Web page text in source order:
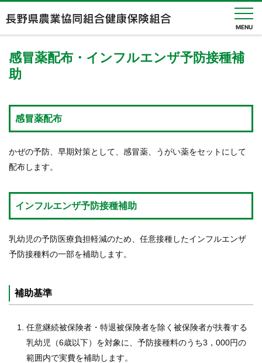
MENU
健保
付
人間
ドッ
ク
健康
づく
各種
手続
申請
書一
感冒薬配布・インフルエンザ予防接種補
助
感冒薬配布
かぜの予防、早期対策として、感冒薬、うがい薬をセットにして
配布します。
インフルエンザ予防接種補助
乳幼児の予防医療負担軽減のため、任意接種したインフルエンザ
予防接種料の一部を補助します。
補助基準
任意継続被保険者・特退被保険者を除く被保険者が扶養する
乳幼児（6歳以下）を対象に、予防接種料のうち3，000円の
範囲内で実費を補助します。